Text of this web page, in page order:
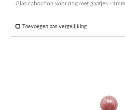
Glas cabochon voor ring met gaatjes -
Toevoegen aan vergelijking